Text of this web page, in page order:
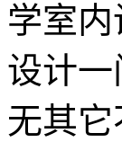
学室
设计
无其